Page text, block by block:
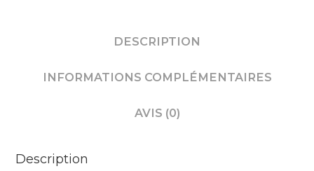
DESCRIPTION
INFORMATIONS COMPLÉMENTAIRES
AVIS (0)
Description